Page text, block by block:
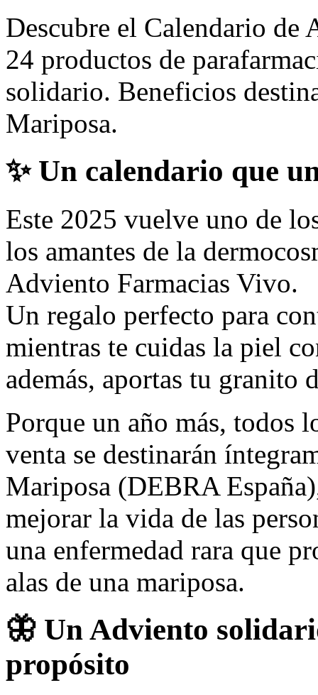
Descubre el Calendario
24 productos de
solidario. Beneficios
Mariposa.
✨ Un calendario que
Este 2025 vuelve uno de
los amantes de la
Adviento Farmacias Vivo.
Un regalo perfecto para
mientras te cuidas la piel
además, aportas tu granito
Porque un año más, todos
venta se destinarán
Mariposa (DEBRA
mejorar la vida de las
una enfermedad rara que
alas de una mariposa.
🦋 Un Adviento
propósito